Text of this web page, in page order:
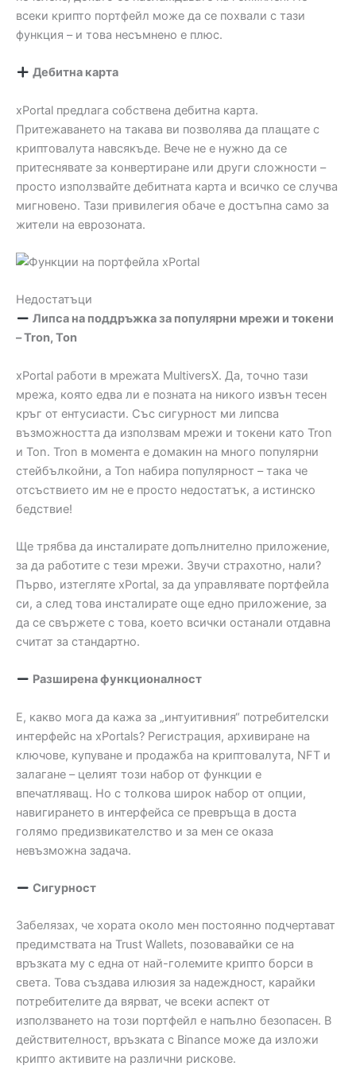
всеки крипто портфейл може да се похвали с тази
функция – и това несъмнено е плюс.
Дебитна карта
xPortal предлага собствена дебитна карта.
Притежаването на такава ви позволява да плащате с
криптовалута навсякъде. Вече не е нужно да се
притеснявате за конвертиране или други сложности –
просто използвайте дебитната карта и всичко се случва
мигновено. Тази привилегия обаче е достъпна само за
жители на еврозоната.
Недостатъци
Липса на поддръжка за популярни мрежи и токени
– Tron, Ton
xPortal работи в мрежата MultiversX. Да, точно тази
мрежа, която едва ли е позната на никого извън тесен
кръг от ентусиасти. Със сигурност ми липсва
възможността да използвам мрежи и токени като Tron
и Ton. Tron в момента е домакин на много популярни
стейбълкойни, а Ton набира популярност – така че
отсъствието им не е просто недостатък, а истинско
бедствие!
Ще трябва да инсталирате допълнително приложение,
за да работите с тези мрежи. Звучи страхотно, нали?
Първо, изтегляте xPortal, за да управлявате портфейла
си, а след това инсталирате още едно приложение, за
да се свържете с това, което всички останали отдавна
считат за стандартно.
Разширена функционалност
Е, какво мога да кажа за „интуитивния“ потребителски
интерфейс на xPortals? Регистрация, архивиране на
ключове, купуване и продажба на криптовалута, NFT и
залагане – целият този набор от функции е
впечатляващ. Но с толкова широк набор от опции,
навигирането в интерфейса се превръща в доста
голямо предизвикателство и за мен се оказа
невъзможна задача.
Сигурност
Забелязах, че хората около мен постоянно подчертават
предимствата на Trust Wallets, позовавайки се на
връзката му с една от най-големите крипто борси в
света. Това създава илюзия за надеждност, карайки
потребителите да вярват, че всеки аспект от
използването на този портфейл е напълно безопасен. В
действителност, връзката с Binance може да изложи
крипто активите на различни рискове.